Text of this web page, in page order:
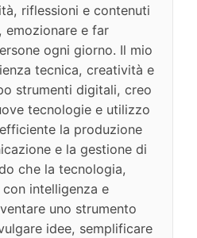
riflessioni e contenuti
emozionare e far
ogni giorno. Il mio
tecnica, creatività e
strumenti digitali, creo
tecnologie e utilizzo
la produzione
e la gestione di
che la tecnologia,
intelligenza e
uno strumento
idee, semplificare